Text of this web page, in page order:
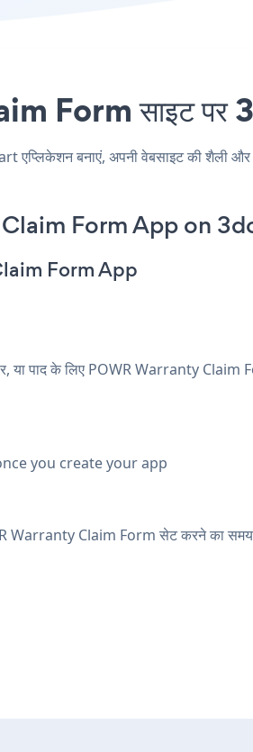
Form साइट पर
बनाएं, अपनी वेबसाइट की शैली
Form App on
Form App
या पाद के लिए POWR Warranty
you create your app
Claim Form सेट करने का